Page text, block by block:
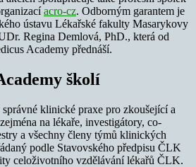
acro-cz. Odborným garantem je
ústavu Lékařské fakulty Masarykovy
Regina Demlová, PhD., která od
Academy přednáší.
školí
klinické praxe pro zkoušející a
na lékaře, investigátory, co-
a všechny členy týmů klinických
podle Stavovského předpisu ČLK
celoživotního vzdělávání lékařů ČLK.